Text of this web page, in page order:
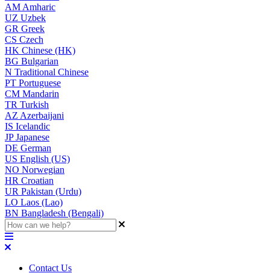
AM Amharic
UZ Uzbek
GR Greek
CS Czech
HK Chinese (HK)
BG Bulgarian
N Traditional Chinese
PT Portuguese
CM Mandarin
TR Turkish
AZ Azerbaijani
IS Icelandic
JPJapanese
DE German
US English (US)
NO Norwegian
HR Croatian
UR Pakistan (Urdu)
LO Laos (Lao)
BN Bangladesh (Bengali)
Contact Us